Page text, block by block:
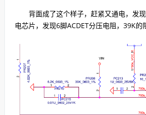
背面成了这个样子，赶紧又通电，发现
电芯片，发现6脚ACDET分压电阻，39K的